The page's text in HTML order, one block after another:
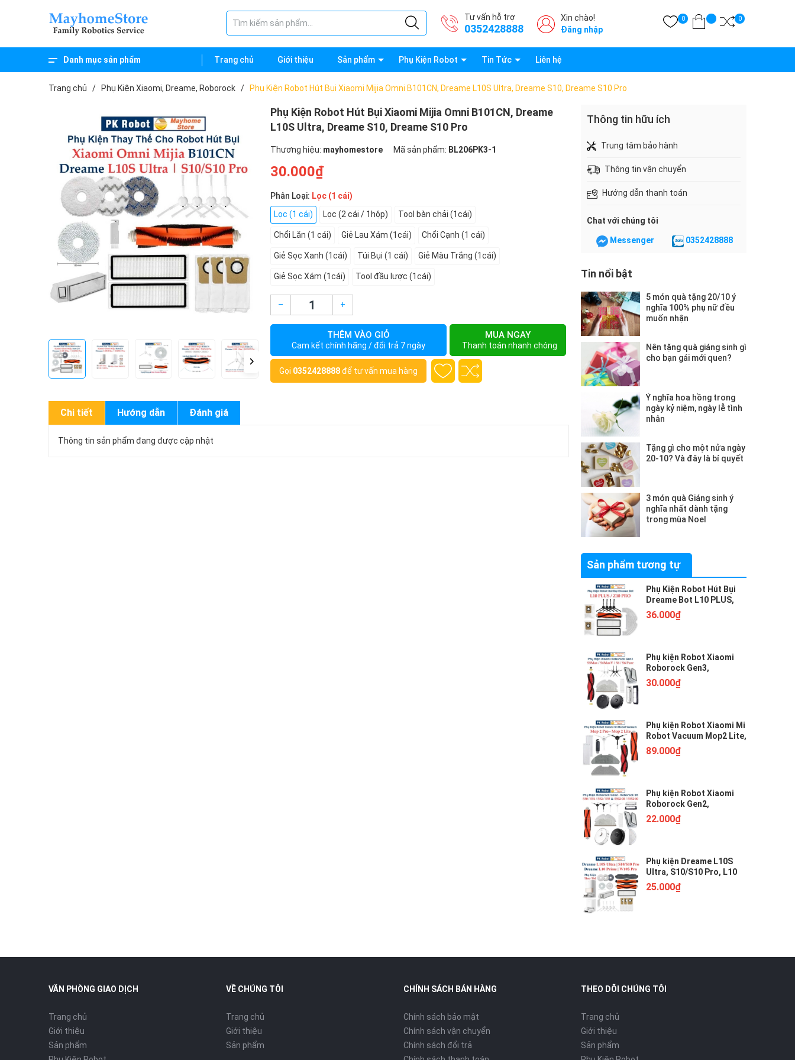
Tư vấn hỗ trợ
0352428888
Xin chào!
Đăng nhập
0 0
Danh mục sản phẩm Trang chủ Giới thiệu Sản phẩm Phụ Kiện Robot Tin Tức Liên hệ
Trang chủ / Phụ Kiện Xiaomi, Dreame, Roborock / Phụ Kiện Robot Hút Bụi Xiaomi Mijia Omni B101CN, Dreame L10S Ultra, Dreame S10, Dreame S10 Pro
Phụ Kiện Robot Hút Bụi Xiaomi Mijia Omni B101CN, Dreame
L10S Ultra, Dreame S10, Dreame S10 Pro
Thương hiệu: mayhomestore Mã sản phẩm: BL206PK3-1
30.000₫
Phân Loại: Lọc (1 cái)
Lọc (1 cái)
Lọc (2 cái / 1hộp) Tool bàn chải (1cái)
Chổi Lăn (1 cái) Giẻ Lau Xám (1cái) Chổi Cạnh (1 cái)
Giẻ Sọc Xanh (1cái) Túi Bụi (1 cái) Giẻ Màu Trắng (1cái)
Giẻ Sọc Xám (1cái) Tool đầu lược (1cái)
– +
THÊM VÀO GIỎ
Cam kết chính hãng / đổi trả 7 ngày
MUA NGAY
Thanh toán nhanh chóng
Gọi 0352428888để tư vấn mua hàng
Chi tiết Hướng dẫn Đánh giá
Thông tin sản phẩm đang được cập nhật
Thông tin hữu ích
Trung tâm bảo hành
Thông tin vận chuyển
Hướng dẫn thanh toán
Chat với chúng tôi
Messenger 0352428888
Tin nổi bật
5 món quà tặng 20/10 ý
nghĩa 100% phụ nữ đều
muốn nhận
Nên tặng quà giáng sinh gì
cho bạn gái mới quen?
Ý nghĩa hoa hồng trong
ngày kỷ niệm, ngày lễ tình
nhân
Tặng gì cho một nửa ngày
20-10? Và đây là bí quyết
3 món quà Giáng sinh ý
nghĩa nhất dành tặng
trong mùa Noel
Sản phẩm tương tự
Phụ Kiện Robot Hút Bụi
Dreame Bot L10 PLUS,
Z10 PRO. Phụ Kiện Robot
Hút Bụi Lau Nhà Xiaomi
36.000₫
Phụ kiện Robot Xiaomi
Roborock Gen3,
Roborock S5Max,
S6MaxV, S6, S6 Pure.
30.000₫
Phụ kiện Robot Xiaomi Mi
Robot Vacuum Mop2 Lite,
Mop2 Pro, chổi lăn, chổi
ven, bộ lọc hepa, khăn
89.000₫
Phụ kiện Robot Xiaomi
Roborock Gen2,
Roborock S50, S51, S52,
S55, S502, S552. Chổi lăn,
22.000₫
Phụ kiện Dreame L10S
Ultra, S10/S10 Pro, L10
Prime, W10S Pro, Chổi
lăn, Chổi cạnh, Bộ lọc,
25.000₫
VĂN PHÒNG GIAO DỊCH
Trang chủ
Giới thiệu
Sản phẩm
VỀ CHÚNG TÔI
Trang chủ
Giới thiệu
Sản phẩm
CHÍNH SÁCH BÁN HÀNG
Chính sách bảo mật
Chính sách vận chuyển
Chính sách đổi trả
THEO DÕI CHÚNG TÔI
Trang chủ
Giới thiệu
Sản phẩm